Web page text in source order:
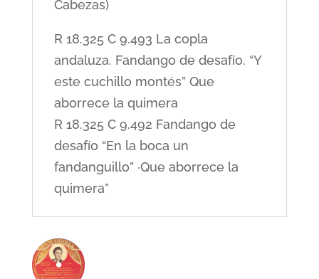
Cabezas)
R 18.325 C 9.493 La copla
andaluza. Fandango de desafío. “Y
este cuchillo montés” Que
aborrece la quimera
R 18.325 C 9.492 Fandango de
desafío “En la boca un
fandanguillo” ·Que aborrece la
quimera”